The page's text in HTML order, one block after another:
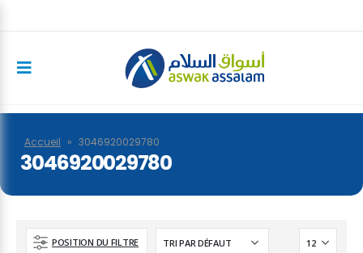
Accueil » 3046920029780
3046920029780
POSITION DU FILTRE